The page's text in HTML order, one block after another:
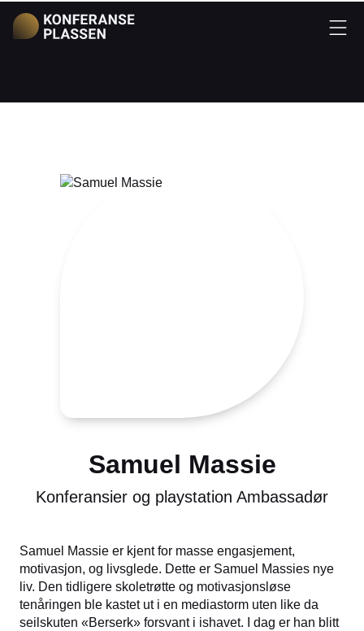
Samuel Massie
Konferansier og playstation Ambassadør
Samuel Massie er kjent for masse engasjement,
motivasjon, og livsglede. Dette er Samuel Massies nye
liv. Den tidligere skoletrøtte og motivasjonsløse
tenåringen ble kastet ut i en mediastorm uten like da
seilskuten «Berserk» forsvant i ishavet. I dag er han blitt